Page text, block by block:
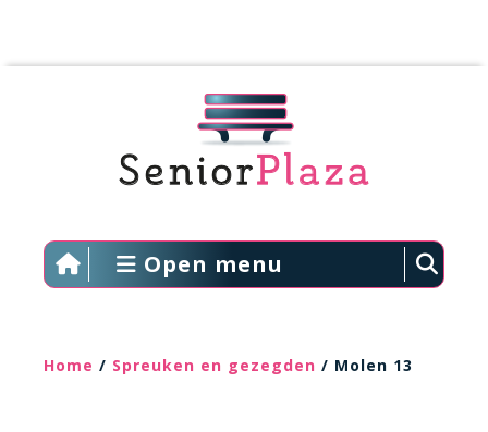
Open menu
Home / Spreuken en gezegden / Molen 13